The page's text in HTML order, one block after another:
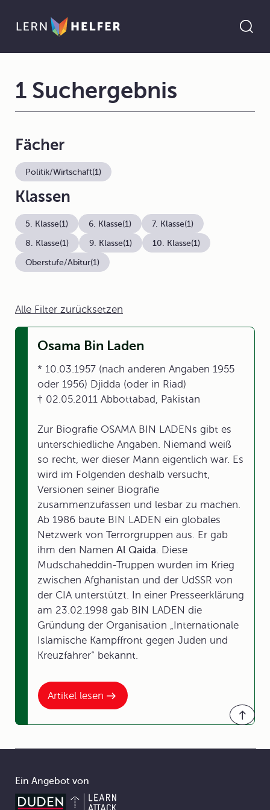
Alle Filter zurücksetzen
Artikel lesen
Osama Bin Laden
* 10.03.1957 (nach anderen Angaben 1955
oder 1956) Djidda (oder in Riad)
† 02.05.2011 Abbottabad, Pakistan
Zur Biografie OSAMA BIN LADENs gibt es
unterschiedliche Angaben. Niemand weiß
so recht, wer dieser Mann eigentlich war. Es
wird im Folgenden deshalb versucht,
Versionen seiner Biografie
zusammenzufassen und lesbar zu machen.
Ab 1986 baute BIN LADEN ein globales
Netzwerk von Terrorgruppen aus. Er gab
ihm den Namen Al Qaida. Diese
Mudschaheddin-Truppen wurden im Krieg
zwischen Afghanistan und der UdSSR von
der CIA unterstützt. In einer Presseerklärung
am 23.02.1998 gab BIN LADEN die
Gründung der Organisation „Internationale
Islamische Kampffront gegen Juden und
Kreuzfahrer“ bekannt.
1 Suchergebnis
Fächer
Politik/Wirtschaft(1)
Klassen
5. Klasse(1) 6. Klasse(1) 7. Klasse(1)
8. Klasse(1) 9. Klasse(1) 10. Klasse(1)
Oberstufe/Abitur(1)
Ein Angebot von